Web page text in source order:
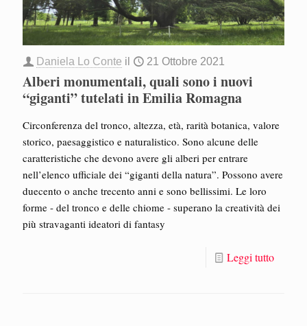
Daniela Lo Conte il 21 Ottobre 2021
Alberi monumentali, quali sono i nuovi
“giganti” tutelati in Emilia Romagna
Circonferenza del tronco, altezza, età, rarità botanica, valore
storico, paesaggistico e naturalistico. Sono alcune delle
caratteristiche che devono avere gli alberi per entrare
nell’elenco ufficiale dei “giganti della natura”. Possono avere
duecento o anche trecento anni e sono bellissimi. Le loro
forme - del tronco e delle chiome - superano la creatività dei
più stravaganti ideatori di fantasy
Leggi tutto